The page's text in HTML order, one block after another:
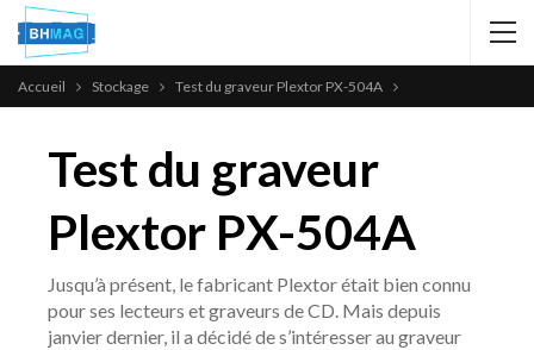
Accueil Stockage Test du graveur Plextor PX-504A
Test du graveur
Plextor PX-504A
Jusqu’à présent, le fabricant Plextor était bien connu
pour ses lecteurs et graveurs de CD. Mais depuis
janvier dernier, il a décidé de s’intéresser au graveur